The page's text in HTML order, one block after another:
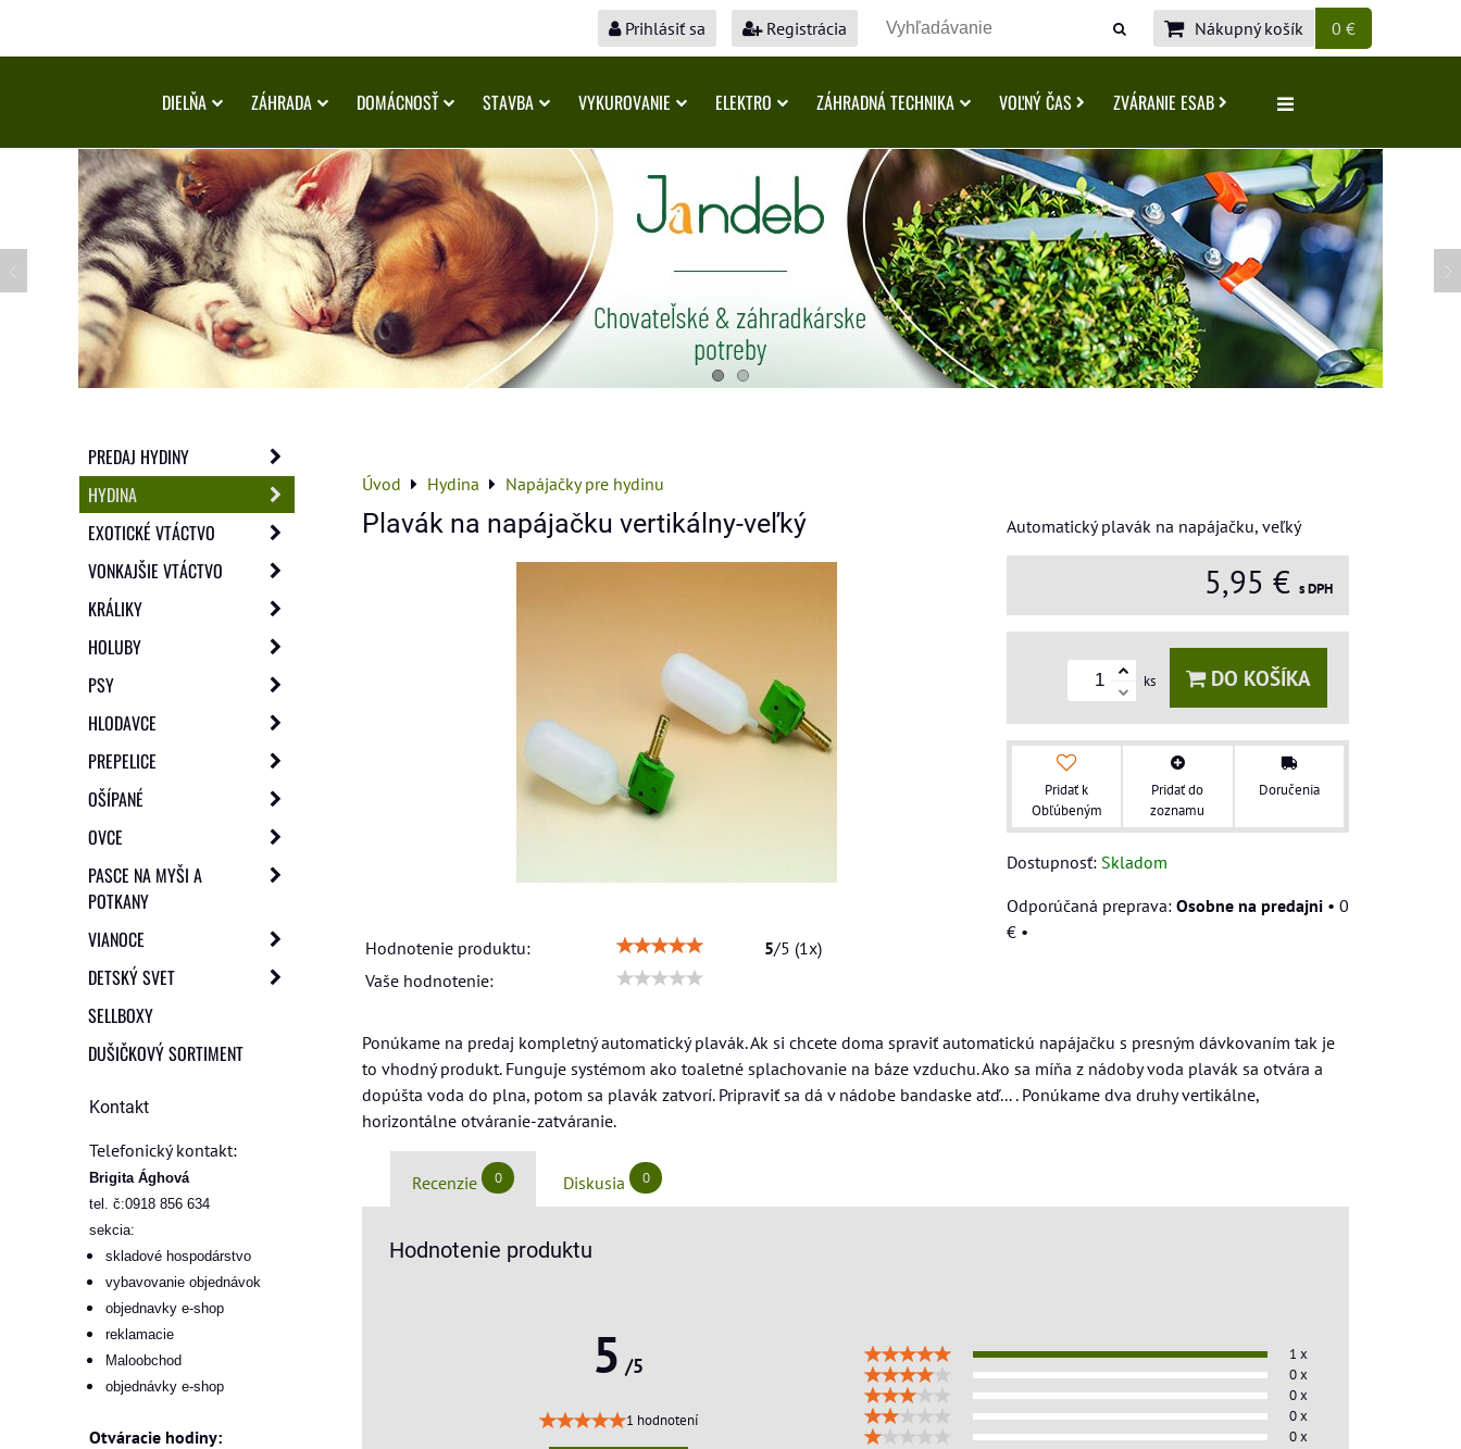
Prihlásiť sa Registrácia Nákupný košík 0 €
DIELŇA ZÁHRADA DOMÁCNOSŤ STAVBA VYKUROVANIE ELEKTRO ZÁHRADNÁ TECHNIKA VOĽNÝ ČAS ZVÁRANIE ESAB
Úvod Hydina Napájačky pre hydinu
Plavák na napájačku vertikálny-veľký
Hodnotenie produktu: 5/5 (1x)
Vaše hodnotenie:
Automatický plavák na napájačku, veľký
5,95 € s DPH
ks DO KOŠÍKA
Pridať k
Obľúbeným
Pridať do
zoznamu
Doručenia
Dostupnosť: Skladom
Osobne na predajni • 0
€ •
Ponúkame na predaj kompletný automatický plavák. Ak si chcete doma spraviť automatickú napájačku s presným dávkovaním tak je
to vhodný produkt. Funguje systémom ako toaletné splachovanie na báze vzduchu. Ako sa míňa z nádoby voda plavák sa otvára a
dopúšta voda do plna, potom sa plavák zatvorí. Pripraviť sa dá v nádobe bandaske atď... . Ponúkame dva druhy vertikálne,
horizontálne otváranie-zatváranie.
Recenzie 0 Diskusia 0
Hodnotenie produktu
5 /5
1 hodnotení
1 x
0 x
0 x
0 x
0 x
PREDAJ HYDINY
HYDINA
EXOTICKÉ VTÁCTVO
VONKAJŠIE VTÁCTVO
KRÁLIKY
HOLUBY
PSY
HLODAVCE
PREPELICE
OŠÍPANÉ
OVCE
PASCE NA MYŠI A
POTKANY
VIANOCE
DETSKÝ SVET
SELLBOXY
DUŠIČKOVÝ SORTIMENT
Kontakt
Telefonický kontakt:
Brigita Ághová
tel. č:0918 856 634
sekcia:
skladové hospodárstvo
vybavovanie objednávok
objednavky e-shop
reklamacie
Maloobchod
objednávky e-shop
Otváracie hodiny: